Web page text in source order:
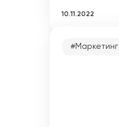
10.11.2022
#Маркетинг